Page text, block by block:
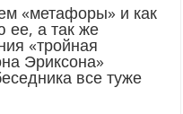
«метафоры» и как
ее, а так же
«тройная
Эриксона»
все туже